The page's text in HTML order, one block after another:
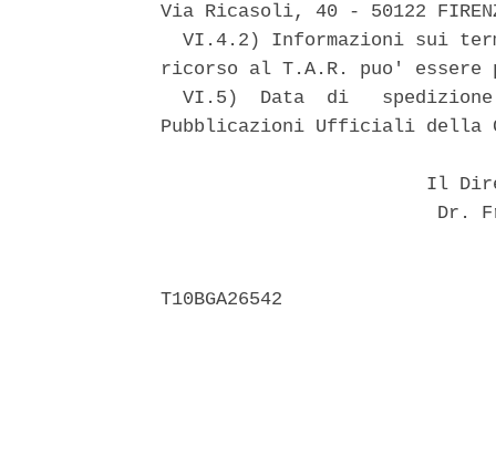
Via Ricasoli, 40 - 50122
VI.4.2) Informazioni sui
ricorso al T.A.R. puo'
VI.5)  Data  di
Pubblicazioni Ufficiali della
Il
Dr.